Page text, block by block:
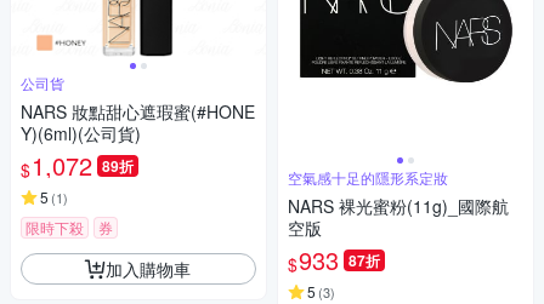
公司貨
NARS 妝點甜心遮瑕蜜(#HONE
Y)(6ml)(公司貨)
$1,072 89折
5 (1)
限時下殺 券
加入購物車
空氣感十足的隱形系定妝
NARS 裸光蜜粉(11g)_國際航
空版
$933 87折
5 (3)